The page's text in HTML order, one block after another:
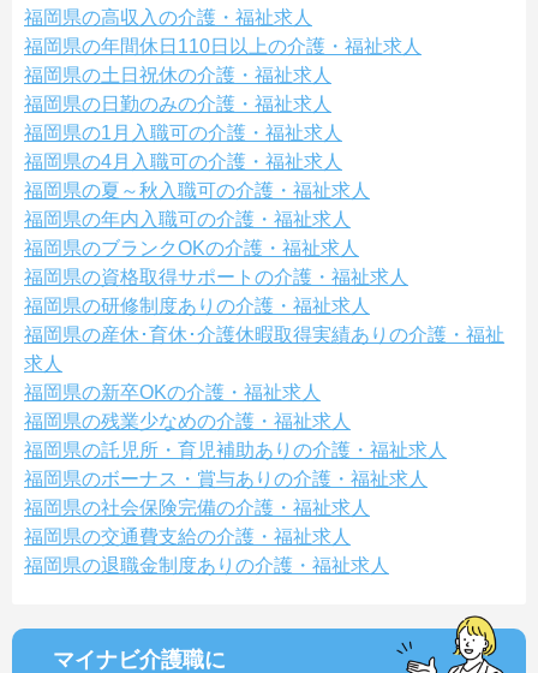
福岡県の高収入の介護・福祉求人
福岡県の年間休日110日以上の介護・福祉求人
福岡県の土日祝休の介護・福祉求人
福岡県の日勤のみの介護・福祉求人
福岡県の1月入職可の介護・福祉求人
福岡県の4月入職可の介護・福祉求人
福岡県の夏～秋入職可の介護・福祉求人
福岡県の年内入職可の介護・福祉求人
福岡県のブランクOKの介護・福祉求人
福岡県の資格取得サポートの介護・福祉求人
福岡県の研修制度ありの介護・福祉求人
福岡県の産休･育休･介護休暇取得実績ありの介護・福祉
求人
福岡県の新卒OKの介護・福祉求人
福岡県の残業少なめの介護・福祉求人
福岡県の託児所・育児補助ありの介護・福祉求人
福岡県のボーナス・賞与ありの介護・福祉求人
福岡県の社会保険完備の介護・福祉求人
福岡県の交通費支給の介護・福祉求人
福岡県の退職金制度ありの介護・福祉求人
マイナビ介護職に